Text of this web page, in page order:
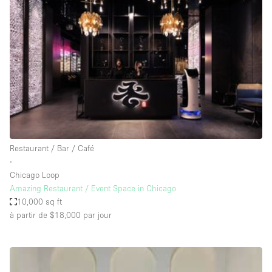
détail
Séance de
photo
Conférence Réunion Bureaux
Commercial
Partagé
Type de l'espace
Atelier
Autre
Boutique / Magasin
Restaurant / Bar / Café
∙
Chicago Loop
Amazing Restaurant / Event Space in Chicago
10,000 sq ft
à partir de $18,000 par jour